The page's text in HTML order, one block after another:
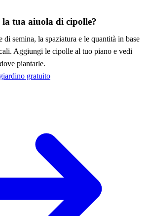
tua aiuola di cipolle?
di semina, la spaziatura e le quantità in base
Aggiungi le cipolle al tuo piano e vedi
piantarle.
gratuito